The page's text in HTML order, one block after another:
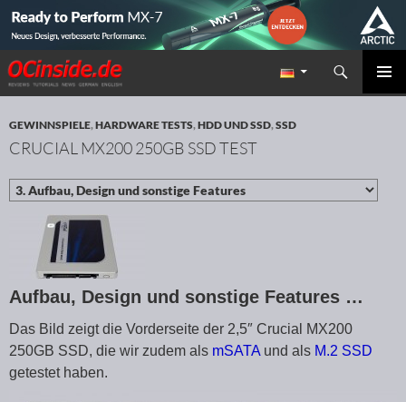
Redaktion ocinside.de PC Hardware Portal
Suchen
ZUM INHALT SPRINGEN
GEWINNSPIELE,HARDWARE TESTS,HDD UND SSD,SSD
CRUCIAL MX200 250GB SSD TEST
Aufbau, Design und sonstige Features …
Das Bild zeigt die Vorderseite der 2,5″ Crucial MX200
250GB SSD, die wir zudem als mSATA und als M.2 SSD
getestet haben.